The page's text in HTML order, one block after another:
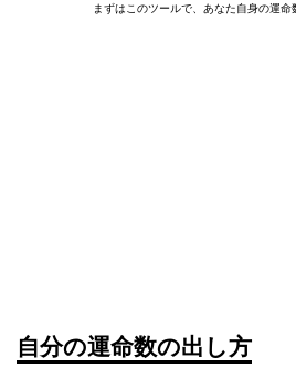
まずはこのツールで、あなた自身の運命
自分の運命数の出し方